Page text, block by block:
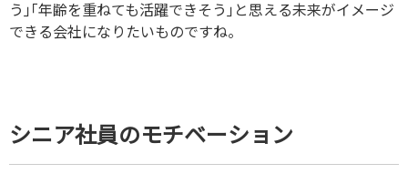
う｣｢年齢を重ねても活躍できそう｣と思える未来がイメージ
できる会社になりたいものですね。
シニア社員のモチベーション